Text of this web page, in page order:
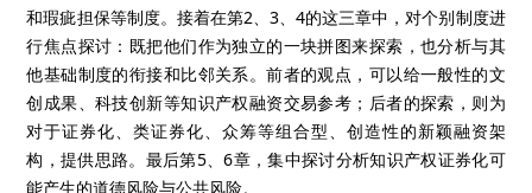
和瑕疵担保等制度。接着在第2、3、4的这三章中，对个别制度进
行焦点探讨：既把他们作为独立的一块拼图来探索，也分析与其
他基础制度的衔接和比邻关系。前者的观点，可以给一般性的文
创成果、科技创新等知识产权融资交易参考；后者的探索，则为
对于证券化、类证券化、众筹等组合型、创造性的新颖融资架
构，提供思路。最后第5、6章，集中探讨分析知识产权证券化可
能产生的道德风险与公共风险。